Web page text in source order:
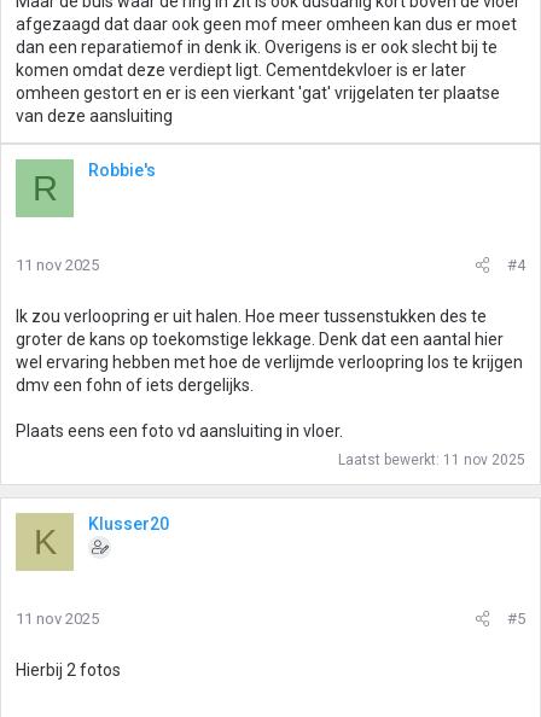
e
n
:
afgezaagd dat daar ook geen mof meer omheen kan dus er moet
dan een reparatiemof in denk ik. Overigens is er ook slecht bij te
komen omdat deze verdiept ligt. Cementdekvloer is er later
omheen gestort en er is een vierkant 'gat' vrijgelaten ter plaatse
van deze aansluiting
R Robbie's
11 nov 2025 #4
Ik zou verloopring er uit halen. Hoe meer tussenstukken des te
groter de kans op toekomstige lekkage. Denk dat een aantal hier
wel ervaring hebben met hoe de verlijmde verloopring los te krijgen
dmv een fohn of iets dergelijks.
Plaats eens een foto vd aansluiting in vloer.
Laatst bewerkt: 11 nov 2025
K Klusser20
11 nov 2025 #5
Hierbij 2 fotos